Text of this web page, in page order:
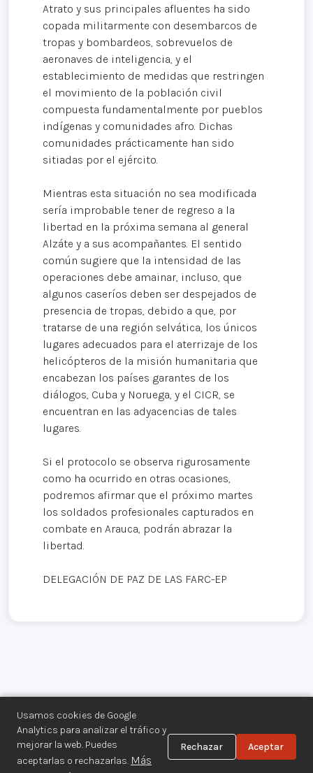
Usamos cookies de Google
Analytics para analizar el tráfico y
mejorar la web. Puedes
aceptarlas o rechazarlas. Más
Rechazar Aceptar
Atrato y sus principales afluentes ha sido
copada militarmente con desembarcos de
tropas y bombardeos, sobrevuelos de
aeronaves de inteligencia, y el
establecimiento de medidas que restringen
el movimiento de la población civil
compuesta fundamentalmente por pueblos
indígenas y comunidades afro. Dichas
comunidades prácticamente han sido
sitiadas por el ejército.
Mientras esta situación no sea modificada
sería improbable tener de regreso a la
libertad en la próxima semana al general
Alzáte y a sus acompañantes. El sentido
común sugiere que la intensidad de las
operaciones debe amainar, incluso, que
algunos caseríos deben ser despejados de
presencia de tropas, debido a que, por
tratarse de una región selvática, los únicos
lugares adecuados para el aterrizaje de los
helicópteros de la misión humanitaria que
encabezan los países garantes de los
diálogos, Cuba y Noruega, y el CICR, se
encuentran en las adyacencias de tales
lugares.
Si el protocolo se observa rigurosamente
como ha ocurrido en otras ocasiones,
podremos afirmar que el próximo martes
los soldados profesionales capturados en
combate en Arauca, podrán abrazar la
libertad.
DELEGACIÓN DE PAZ DE LAS FARC-EP
Centro de Documentación de los
Movimientos Armados©